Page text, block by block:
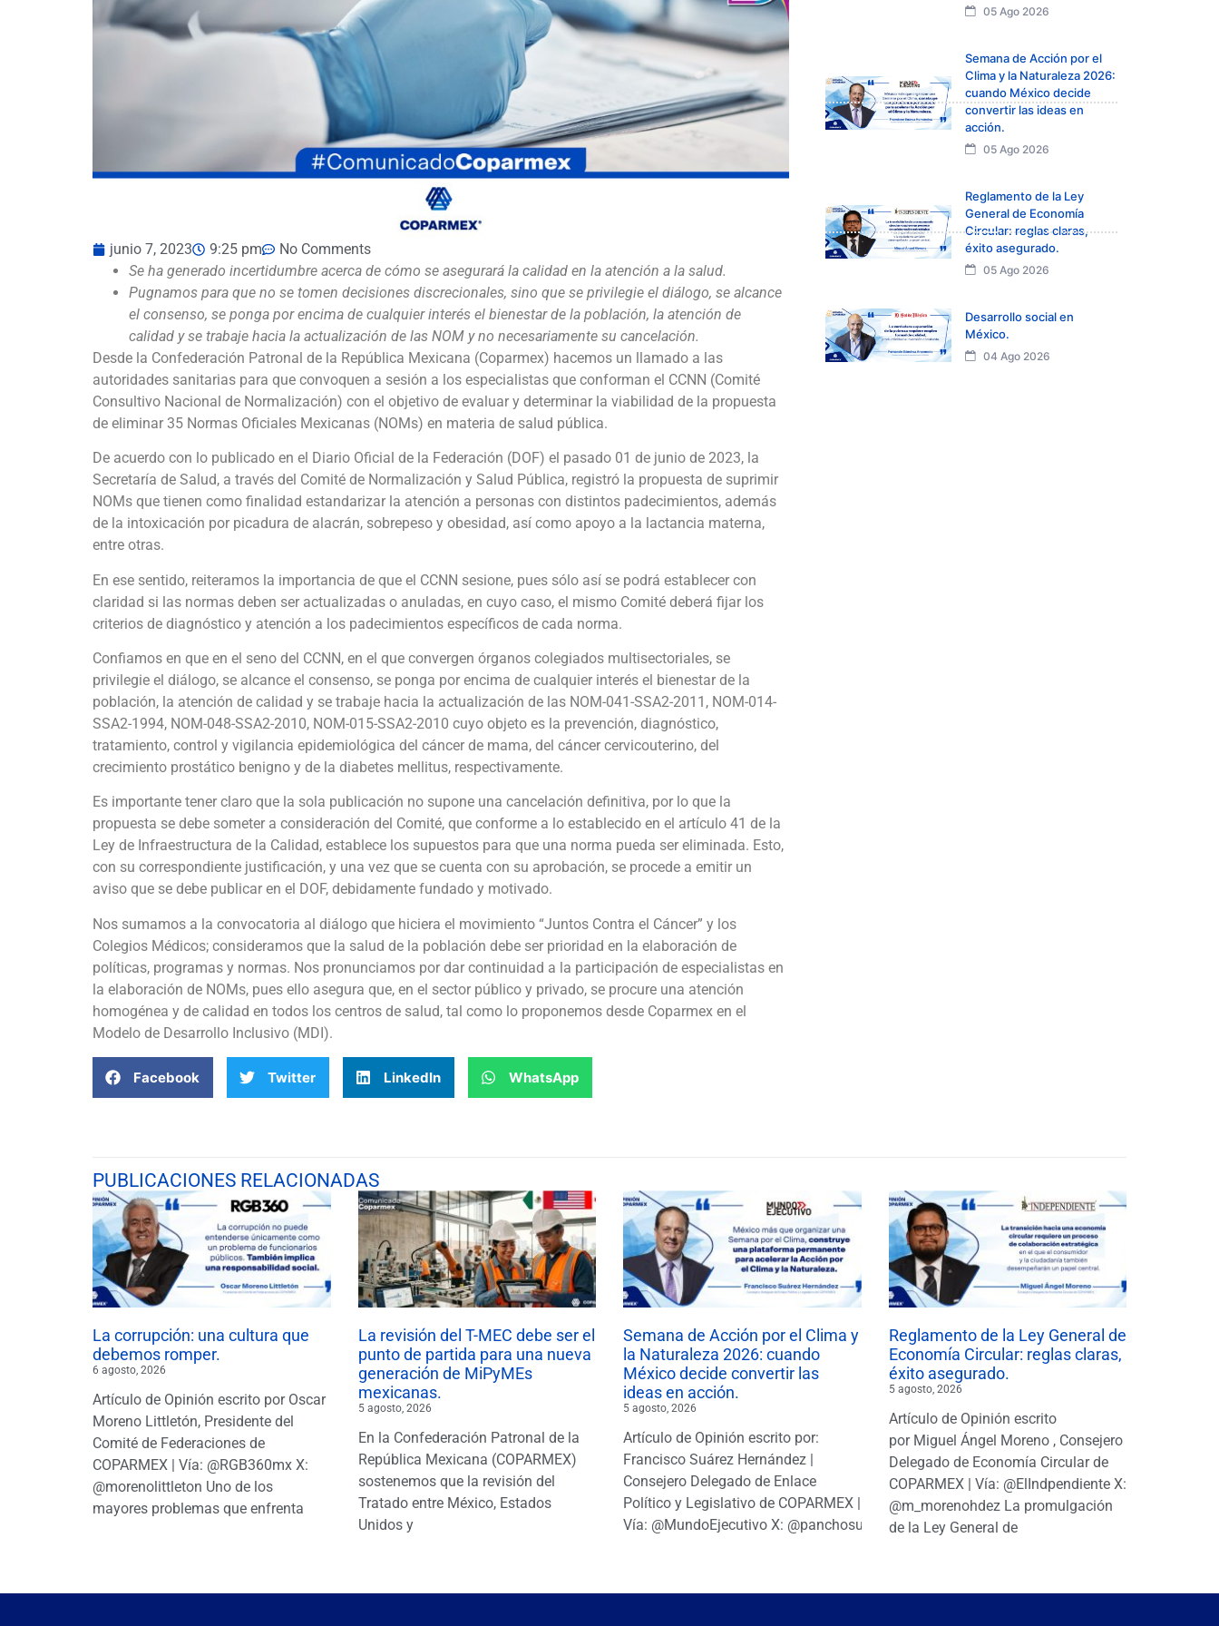
junio 7, 2023 9:25 pm
No Comments
Se ha generado incertidumbre acerca de cómo se asegurará la calidad en la atención a la salud.
Pugnamos para que no se tomen decisiones discrecionales, sino que se privilegie el diálogo, se alcance
el consenso, se ponga por encima de cualquier interés el bienestar de la población, la atención de
calidad y se trabaje hacia la actualización de las NOM y no necesariamente su cancelación.
Desde la Confederación Patronal de la República Mexicana (Coparmex) hacemos un llamado a las
autoridades sanitarias para que convoquen a sesión a los especialistas que conforman el CCNN (Comité
Consultivo Nacional de Normalización) con el objetivo de evaluar y determinar la viabilidad de la propuesta
de eliminar 35 Normas Oficiales Mexicanas (NOMs) en materia de salud pública.
De acuerdo con lo publicado en el Diario Oficial de la Federación (DOF) el pasado 01 de junio de 2023, la
Secretaría de Salud, a través del Comité de Normalización y Salud Pública, registró la propuesta de suprimir
NOMs que tienen como finalidad estandarizar la atención a personas con distintos padecimientos, además
de la intoxicación por picadura de alacrán, sobrepeso y obesidad, así como apoyo a la lactancia materna,
entre otras.
En ese sentido, reiteramos la importancia de que el CCNN sesione, pues sólo así se podrá establecer con
claridad si las normas deben ser actualizadas o anuladas, en cuyo caso, el mismo Comité deberá fijar los
criterios de diagnóstico y atención a los padecimientos específicos de cada norma.
Confiamos en que en el seno del CCNN, en el que convergen órganos colegiados multisectoriales, se
privilegie el diálogo, se alcance el consenso, se ponga por encima de cualquier interés el bienestar de la
población, la atención de calidad y se trabaje hacia la actualización de las NOM-041-SSA2-2011, NOM-014-
SSA2-1994, NOM-048-SSA2-2010, NOM-015-SSA2-2010 cuyo objeto es la prevención, diagnóstico,
tratamiento, control y vigilancia epidemiológica del cáncer de mama, del cáncer cervicouterino, del
crecimiento prostático benigno y de la diabetes mellitus, respectivamente.
Es importante tener claro que la sola publicación no supone una cancelación definitiva, por lo que la
propuesta se debe someter a consideración del Comité, que conforme a lo establecido en el artículo 41 de la
Ley de Infraestructura de la Calidad, establece los supuestos para que una norma pueda ser eliminada. Esto,
con su correspondiente justificación, y una vez que se cuenta con su aprobación, se procede a emitir un
aviso que se debe publicar en el DOF, debidamente fundado y motivado.
Nos sumamos a la convocatoria al diálogo que hiciera el movimiento “Juntos Contra el Cáncer” y los
Colegios Médicos; consideramos que la salud de la población debe ser prioridad en la elaboración de
políticas, programas y normas. Nos pronunciamos por dar continuidad a la participación de especialistas en
la elaboración de NOMs, pues ello asegura que, en el sector público y privado, se procure una atención
homogénea y de calidad en todos los centros de salud, tal como lo proponemos desde Coparmex en el
Modelo de Desarrollo Inclusivo (MDI).
Facebook Twitter LinkedIn WhatsApp
05 Ago 2026
Semana de Acción por el
Clima y la Naturaleza 2026:
cuando México decide
convertir las ideas en
acción.
05 Ago 2026
Reglamento de la Ley
General de Economía
Circular: reglas claras,
éxito asegurado.
05 Ago 2026
Desarrollo social en
México.
04 Ago 2026
PUBLICACIONES RELACIONADAS
La corrupción: una cultura que
debemos romper.
6 agosto, 2026
Artículo de Opinión escrito por Oscar
Moreno Littletón, Presidente del
Comité de Federaciones de
COPARMEX | Vía: @RGB360mx X:
@morenolittleton Uno de los
mayores problemas que enfrenta
La revisión del T-MEC debe ser el
punto de partida para una nueva
generación de MiPyMEs
mexicanas.
5 agosto, 2026
En la Confederación Patronal de la
República Mexicana (COPARMEX)
sostenemos que la revisión del
Tratado entre México, Estados
Unidos y
Semana de Acción por el Clima y
la Naturaleza 2026: cuando
México decide convertir las
ideas en acción.
5 agosto, 2026
Artículo de Opinión escrito por:
Francisco Suárez Hernández |
Consejero Delegado de Enlace
Político y Legislativo de COPARMEX |
Vía: @MundoEjecutivo X: @panchosuarezh
Reglamento de la Ley General de
Economía Circular: reglas claras,
éxito asegurado.
5 agosto, 2026
Artículo de Opinión escrito
por Miguel Ángel Moreno , Consejero
Delegado de Economía Circular de
COPARMEX | Vía: @ElIndpendiente X:
@m_morenohdez La promulgación
de la Ley General de